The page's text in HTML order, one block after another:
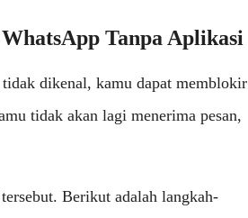
Tanpa Aplikasi
dikenal, kamu dapat memblokir
tidak akan lagi menerima pesan,
Berikut adalah langkah-